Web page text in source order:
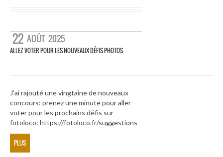
22 AOÛT 2025
ALLEZ VOTER POUR LES NOUVEAUX DÉFIS PHOTOS
J’ai rajouté une vingtaine de nouveaux
concours: prenez une minute pour aller
voter pour les prochains défis sur
fotoloco: https://fotoloco.fr/suggestions
PLUS